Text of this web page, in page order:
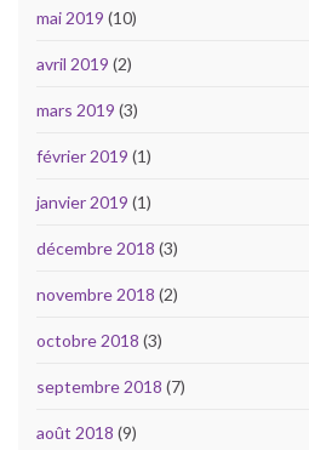
mai 2019 (10)
avril 2019 (2)
mars 2019 (3)
février 2019 (1)
janvier 2019 (1)
décembre 2018 (3)
novembre 2018 (2)
octobre 2018 (3)
septembre 2018 (7)
août 2018 (9)